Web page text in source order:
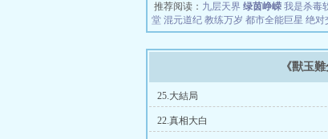
推荐阅读： 九层天界 绿茵峥嵘 我是杀毒
堂 混元道纪 教练万岁 都市全能巨星 绝对
《獸玉
25.大結局
22.真相大白